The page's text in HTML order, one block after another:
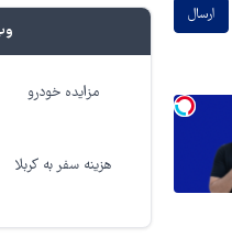
ارسال
مزایده خودرو
هزینه سفر به کربلا